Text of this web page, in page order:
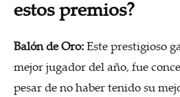
estos premios?
Balón de Oro:Este prestigioso
mejor jugador del año, fue
pesar de no haber tenido su